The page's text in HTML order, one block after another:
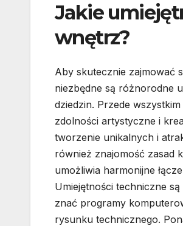
Jakie
wnętrz?
Aby skutecznie zajmować
niezbędne są różnorodne
dziedzin. Przede
zdolności artystyczne i
tworzenie unikalnych i
również znajomość zasad
umożliwia harmonijne
Umiejętności techniczne
znać programy
rysunku technicznego.